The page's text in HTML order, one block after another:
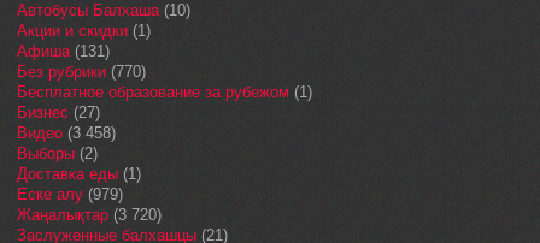
Автобусы Балхаша(10)
Акции и скидки (1)
Афиша(131)
Без рубрики (770)
Бесплатное образование за рубежом (1)
Бизнес (27)
Видео (3 458)
Выборы (2)
Доставка еды (1)
Еске алу (979)
Жаңалықтар (3 720)
Заслуженные балхашцы (21)